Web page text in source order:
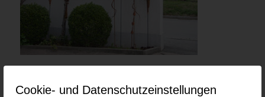
Cookie- und Datenschutzeinstellungen
0